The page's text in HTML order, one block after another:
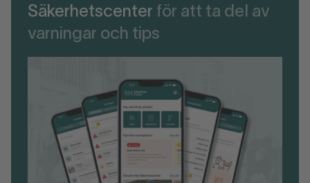
Säkerhetscenter för att ta del av
varningar och tips